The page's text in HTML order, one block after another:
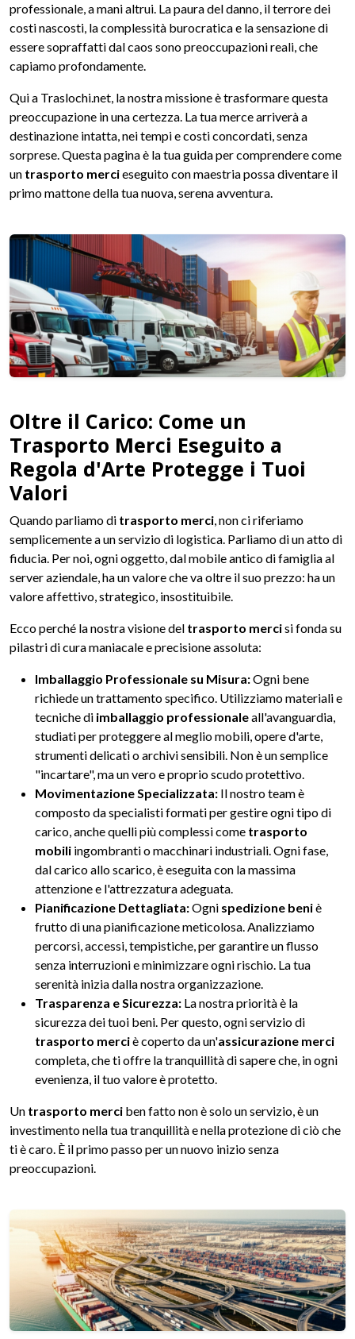
professionale, a mani altrui. La paura del danno, il terrore dei
costi nascosti, la complessità burocratica e la sensazione di
essere sopraffatti dal caos sono preoccupazioni reali, che
capiamo profondamente.
Qui a Traslochi.net, la nostra missione è trasformare questa
preoccupazione in una certezza. La tua merce arriverà a
destinazione intatta, nei tempi e costi concordati, senza
sorprese. Questa pagina è la tua guida per comprendere come
un trasporto mercieseguito con maestria possa diventare il
primo mattone della tua nuova, serena avventura.
Oltre il Carico: Come un
Trasporto Merci Eseguito a
Regola d'Arte Protegge i Tuoi
Valori
Quando parliamo di trasporto merci , non ci riferiamo
semplicemente a un servizio di logistica. Parliamo di un atto di
fiducia. Per noi, ogni oggetto, dal mobile antico di famiglia al
server aziendale, ha un valore che va oltre il suo prezzo: ha un
valore affettivo, strategico, insostituibile.
Ecco perché la nostra visione del trasporto mercisi fonda su
pilastri di cura maniacale e precisione assoluta:
Imballaggio Professionale su Misura:Ogni bene
richiede un trattamento specifico. Utilizziamo materiali e
tecniche di imballaggio professionaleall'avanguardia,
studiati per proteggere al meglio mobili, opere d'arte,
strumenti delicati o archivi sensibili. Non è un semplice
"incartare", ma un vero e proprio scudo protettivo.
Movimentazione Specializzata: Il nostro team è
composto da specialisti formati per gestire ogni tipo di
carico, anche quelli più complessi come trasporto
mobili ingombranti o macchinari industriali. Ogni fase,
dal carico allo scarico, è eseguita con la massima
attenzione e l'attrezzatura adeguata.
Pianificazione Dettagliata:Ogni spedizione beniè
frutto di una pianificazione meticolosa. Analizziamo
percorsi, accessi, tempistiche, per garantire un flusso
senza interruzioni e minimizzare ogni rischio. La tua
serenità inizia dalla nostra organizzazione.
Trasparenza e Sicurezza: La nostra priorità è la
sicurezza dei tuoi beni. Per questo, ogni servizio di
trasporto merciè coperto da un'assicurazione merci
completa, che ti offre la tranquillità di sapere che, in ogni
evenienza, il tuo valore è protetto.
Un trasporto merci ben fatto non è solo un servizio, è un
investimento nella tua tranquillità e nella protezione di ciò che
ti è caro. È il primo passo per un nuovo inizio senza
preoccupazioni.